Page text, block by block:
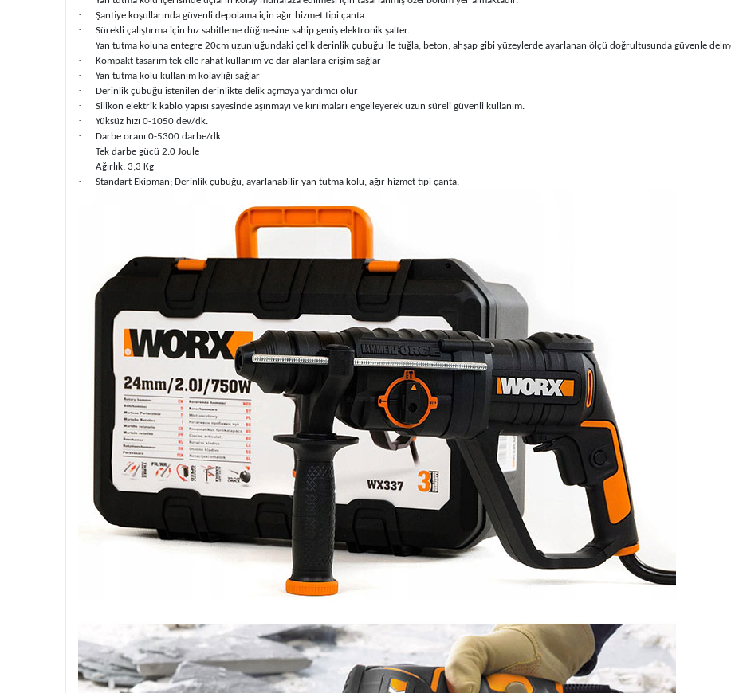
· Şantiye koşullarında güvenli depolama için ağır hizmet tipi çanta.
· Sürekli çalıştırma için hız sabitleme düğmesine sahip geniş elektronik şalter.
· Yan tutma koluna entegre 20cm uzunluğundaki çelik derinlik çubuğu ile tuğla, beton, ahşap gibi yüzeylerde ayarlanan ölçü doğrultusunda güvenle
· Kompakt tasarım tek elle rahat kullanım ve dar alanlara erişim sağlar
· Yan tutma kolu kullanım kolaylığı sağlar
· Derinlik çubuğu istenilen derinlikte delik açmaya yardımcı olur
· Silikon elektrik kablo yapısı sayesinde aşınmayı ve kırılmaları engelleyerek uzun süreli güvenli kullanım.
· Yüksüz hızı 0-1050 dev/dk.
· Darbe oranı 0-5300 darbe/dk.
· Tek darbe gücü 2.0 Joule
· Ağırlık: 3,3 Kg
· Standart Ekipman; Derinlik çubuğu, ayarlanabilir yan tutma kolu, ağır hizmet tipi çanta.